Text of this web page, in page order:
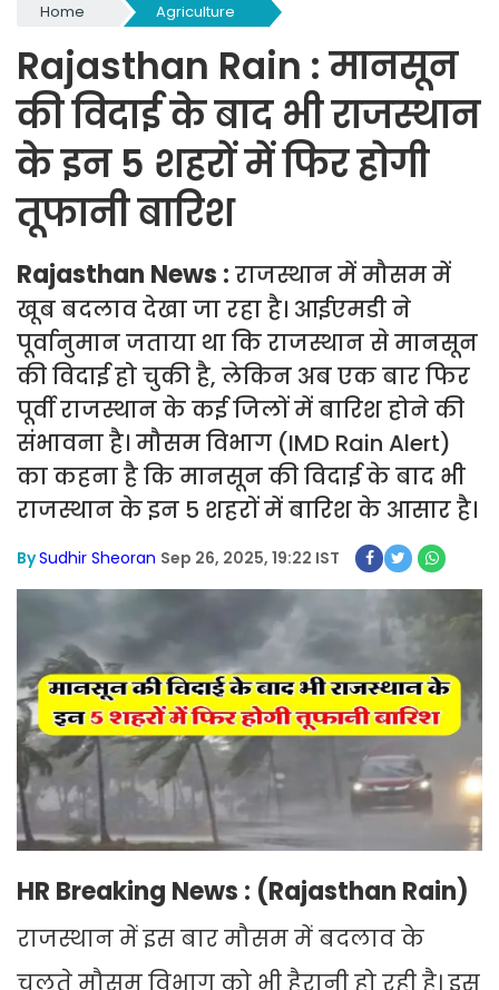
Home Agriculture
Rajasthan Rain : मानसून
की विदाई के बाद भी राजस्थान
के इन 5 शहरों में फिर होगी
तूफानी बारिश
Rajasthan News : राजस्थान में मौसम में
खूब बदलाव देखा जा रहा है। आईएमडी ने
पूर्वानुमान जताया था कि राजस्थान से मानसून
की विदाई हो चुकी है, लेकिन अब एक बार फिर
पूर्वी राजस्थान के कई जिलों में बारिश होने की
संभावना है। मौसम विभाग (IMD Rain Alert)
का कहना है कि मानसून की विदाई के बाद भी
राजस्थान के इन 5 शहरों में बारिश के आसार है।
BySudhir Sheoran Sep 26, 2025, 19:22 IST
HR Breaking News : (Rajasthan Rain)
राजस्थान में इस बार मौसम में बदलाव के
चलते मौसम विभाग को भी हैरानी हो रही है। इस